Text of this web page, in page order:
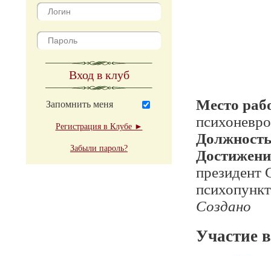
Вход в клуб
Запомнить меня
Регистрация в Клубе ►
Забыли пароль?
Место
президент
Создано
Участие